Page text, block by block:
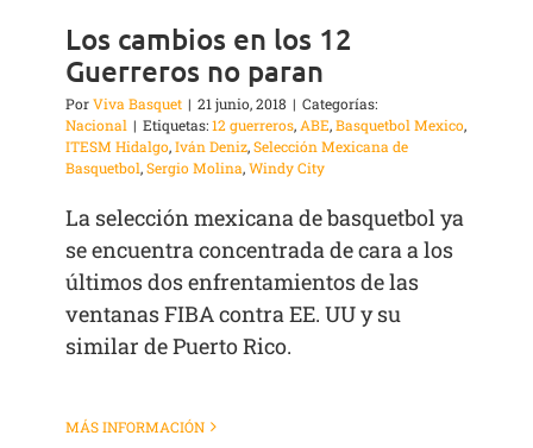
Los cambios en los 12
Guerreros no paran
PorViva Basquet | 21 junio, 2018 | Categorías:
Nacional | Etiquetas:12 guerreros,ABE,Basquetbol Mexico,
ITESM Hidalgo,Iván Deniz,Selección Mexicana de
Basquetbol,Sergio Molina,Windy City
La selección mexicana de basquetbol ya
se encuentra concentrada de cara a los
últimos dos enfrentamientos de las
ventanas FIBA contra EE. UU y su
similar de Puerto Rico.
MÁS INFORMACIÓN